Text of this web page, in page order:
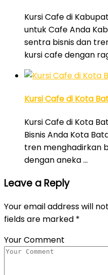
Kursi Cafe di
untuk Cafe Anda
sentra bisnis dan
kursi cafe dengan
Kursi Cafe di Kota
Kursi Cafe di Kota
Bisnis Anda Kota
tren menghadirkan
dengan aneka …
Leave a Reply
Your email address will
fields are marked *
Your Comment